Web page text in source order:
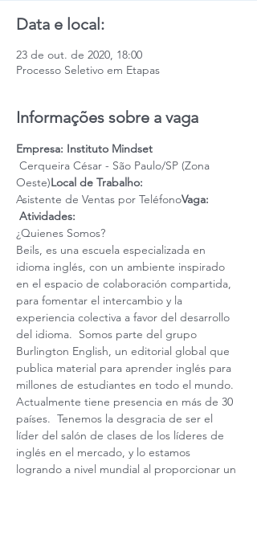
Data e local:
23 de out. de 2020, 18:00
Processo Seletivo em Etapas
Informações sobre a vaga
Empresa: Instituto Mindset
Oeste)Local de Trabalho:
Asistente de Ventas por TeléfonoVaga:
Atividades:
¿Quienes Somos?
Beils, es una escuela especializada en
idioma inglés, con un ambiente inspirado
en el espacio de colaboración compartida,
para fomentar el intercambio y la
experiencia colectiva a favor del desarrollo
del idioma.  Somos parte del grupo
Burlington English, un editorial global que
publica material para aprender inglés para
millones de estudiantes en todo el mundo.
Actualmente tiene presencia en más de 30
países.  Tenemos la desgracia de ser el
líder del salón de clases de los líderes de
inglés en el mercado, y lo estamos
logrando a nivel mundial al proporcionar un